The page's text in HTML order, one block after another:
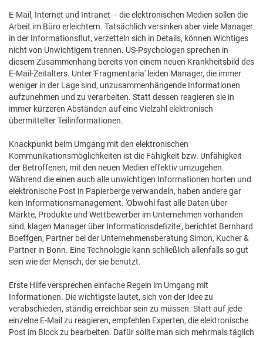
E-Mail, Internet und Intranet – die elektronischen Medien sollen die
Arbeit im Büro erleichtern. Tatsächlich versinken aber viele Manager
in der Informationsflut, verzetteln sich in Details, können Wichtiges
nicht von Unwichtigem trennen. US-Psychologen sprechen in
diesem Zusammenhang bereits von einem neuen Krankheitsbild des
E-Mail-Zeitalters. Unter 'Fragmentaria' leiden Manager, die immer
weniger in der Lage sind, unzusammenhängende Informationen
aufzunehmen und zu verarbeiten. Statt dessen reagieren sie in
immer kürzeren Abständen auf eine Vielzahl elektronisch
übermittelter Teilinformationen.
Knackpunkt beim Umgang mit den elektronischen
Kommunikationsmöglichkeiten ist die Fähigkeit bzw. Unfähigkeit
der Betroffenen, mit den neuen Medien effektiv umzugehen.
Während die einen auch alle unwichtigen Informationen horten und
elektronische Post in Papierberge verwandeln, haben andere gar
kein Informationsmanagement. 'Obwohl fast alle Daten über
Märkte, Produkte und Wettbewerber im Unternehmen vorhanden
sind, klagen Manager über Informationsdefizite', berichtet Bernhard
Boeffgen, Partner bei der Unternehmensberatung Simon, Kucher &
Partner in Bonn. Eine Technologie kann schließlich allenfalls so gut
sein wie der Mensch, der sie benutzt.
Erste Hilfe versprechen einfache Regeln im Umgang mit
Informationen. Die wichtigste lautet, sich von der Idee zu
verabschieden, ständig erreichbar sein zu müssen. Statt auf jede
einzelne E-Mail zu reagieren, empfehlen Experten, die elektronische
Post im Block zu bearbeiten. Dafür sollte man sich mehrmals täglich